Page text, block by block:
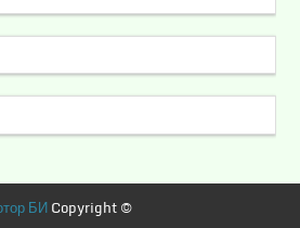
БИCopyright ©